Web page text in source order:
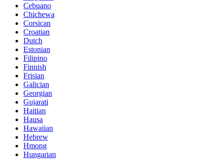
Cebuano
Chichewa
Corsican
Croatian
Dutch
Estonian
Filipino
Finnish
Frisian
Galician
Georgian
Gujarati
Haitian
Hausa
Hawaiian
Hebrew
Hmong
Hungarian